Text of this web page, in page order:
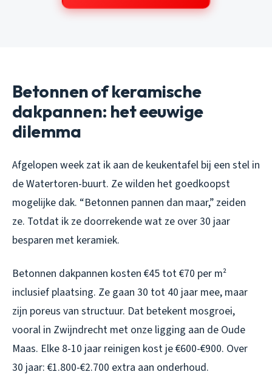
Betonnen of keramische
dakpannen: het eeuwige
dilemma
Afgelopen week zat ik aan de keukentafel bij een stel in
de Watertoren-buurt. Ze wilden het goedkoopst
mogelijke dak. “Betonnen pannen dan maar,” zeiden
ze. Totdat ik ze doorrekende wat ze over 30 jaar
besparen met keramiek.
Betonnen dakpannen kosten €45 tot €70 per m²
inclusief plaatsing. Ze gaan 30 tot 40 jaar mee, maar
zijn poreus van structuur. Dat betekent mosgroei,
vooral in Zwijndrecht met onze ligging aan de Oude
Maas. Elke 8-10 jaar reinigen kost je €600-€900. Over
30 jaar: €1.800-€2.700 extra aan onderhoud.